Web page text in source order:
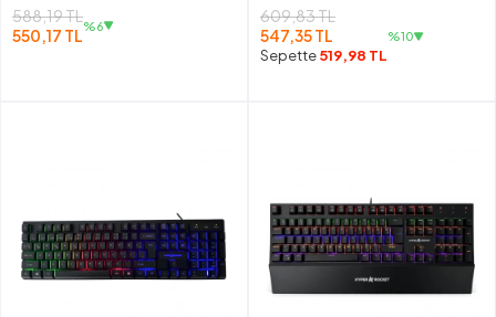
588,19 TL
550,17 TL%6
609,83 TL
547,35 TL
Sepette519,98 TL
%10